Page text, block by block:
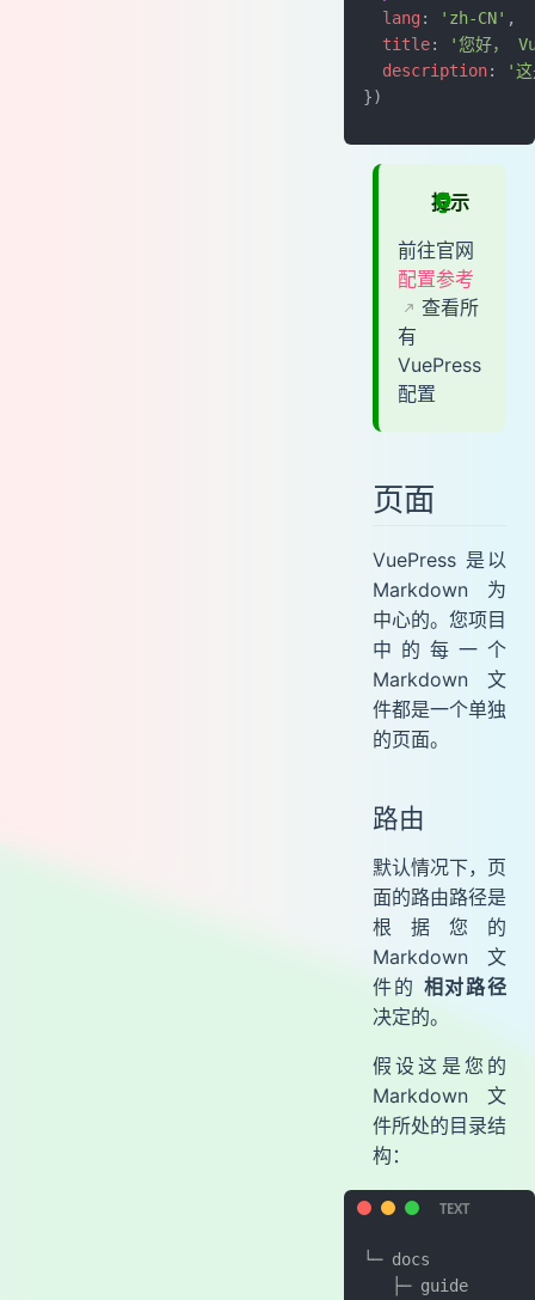
  lang
: 'zh-CN' ,
  title
:
'您好，
  description
:
'这
})
提示
前往官网
配置参考
查看所
有
VuePress
配置
页面
VuePress 是以
Markdown 为
中心的。您项目
中的每一个
Markdown 文
件都是一个单独
的页面。
路由
默认情况下，页
面的路由路径是
根据您的
Markdown 文
件的 相对路径
决定的。
假设这是您的
Markdown 文
件所处的目录结
构：
└─ docs
   ├─ guide